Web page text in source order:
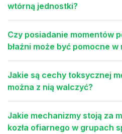
wtórną jednostki?
Czy posiadanie momentów
błaźni może być pomocne w
Jakie są cechy toksycznej
można z nią walczyć?
Jakie mechanizmy stoją za
kozła ofiarnego w grupach